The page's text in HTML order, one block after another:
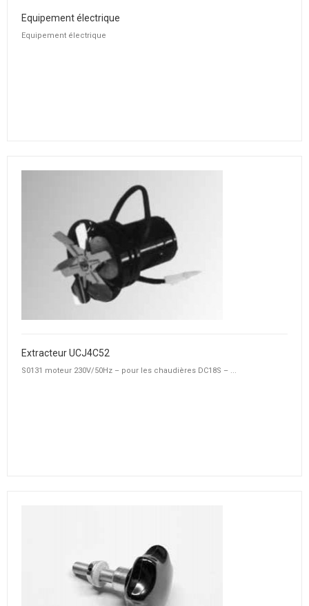
Equipement électrique
Equipement électrique
Extracteur UCJ4C52
S0131 moteur 230V/50Hz – pour les chaudières DC18S – ...